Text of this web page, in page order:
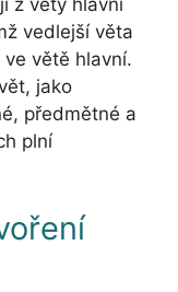
vedlejší věta
větě hlavní.
jako
předmětné a
plní